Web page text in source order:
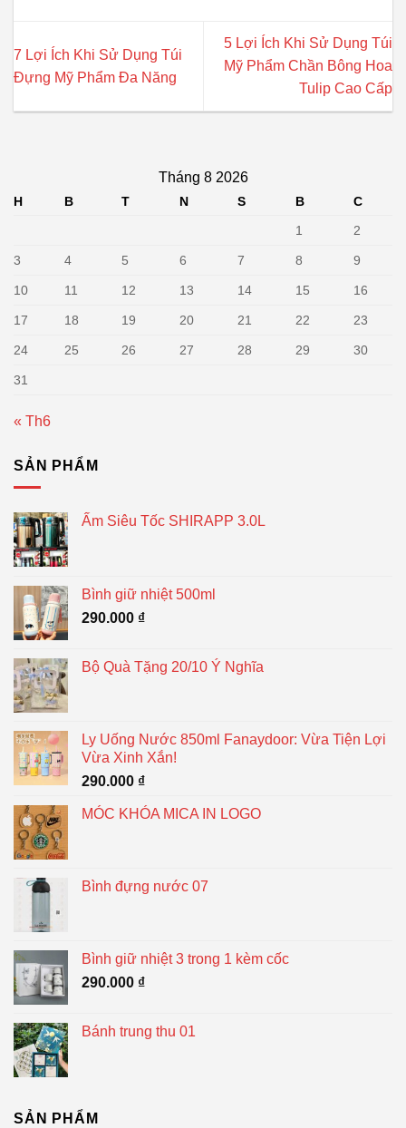
7 Lợi Ích Khi Sử Dụng Túi
Đựng Mỹ Phẩm Đa Năng
5 Lợi Ích Khi Sử Dụng Túi
Mỹ Phẩm Chần Bông Hoa
Tulip Cao Cấp
Tháng 8 2026
H B T N S B
C
1
2
3 4 5 6 7 8 9
10 11 12 13 14 15 16
17 18 19 20 21 22 23
24 25 26 27 28 29 30
31
« Th6
SẢN PHẨM
Ấm Siêu Tốc SHIRAPP 3.0L
Bình giữ nhiệt 500ml
290.000 ₫
Bộ Quà Tặng 20/10 Ý Nghĩa
Ly Uống Nước 850ml Fanaydoor: Vừa Tiện Lợi
Vừa Xinh Xắn!
290.000 ₫
MÓC KHÓA MICA IN LOGO
Bình đựng nước 07
Bình giữ nhiệt 3 trong 1 kèm cốc
290.000 ₫
Bánh trung thu 01
SẢN PHẨM